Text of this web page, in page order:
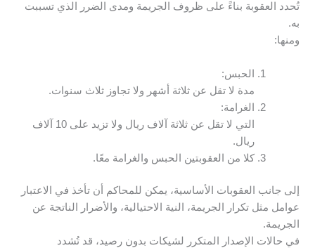
تُحدد العقوبة بناءً على ظروف الجريمة ومدى الضرر الذي تسببت
به.
ومنها:
الحبس:
مدة لا تقل عن ثلاثة أشهر ولا تجاوز ثلاث سنوات.
الغرامة:
التي لا تقل عن ثلاثة آلاف ريال ولا تزيد على 10 آلاف
ريال.
كلا من العقوبتين الحبس والغرامة معًا.
إلى جانب العقوبات الأساسية، يمكن للمحاكم أن تأخذ في الاعتبار
عوامل مثل تكرار الجريمة، النية الاحتيالية، والأضرار الناتجة عن
الجريمة.
في حالات الإصدار المتكرر لشيكات بدون رصيد، قد تُشدد